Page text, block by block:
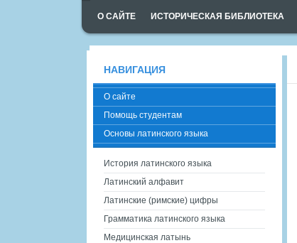
О САЙТЕ ИСТОРИЧЕСКАЯ БИБЛИОТЕКА
НАВИГАЦИЯ
О сайте
Помощь студентам
Основы латинского языка
История латинского языка
Латинский алфавит
Латинские (римские) цифры
Грамматика латинского языка
Медицинская латынь